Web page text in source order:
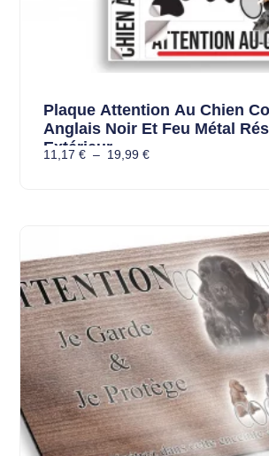
Plaque Attention Au Chien
Anglais Noir Et Feu Métal
Extérieur
11,17 € – 19,99 €